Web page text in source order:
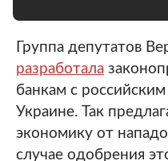
Группа депутатов
разработала
банкам с
Украине. Так
экономику от
случае одобрения